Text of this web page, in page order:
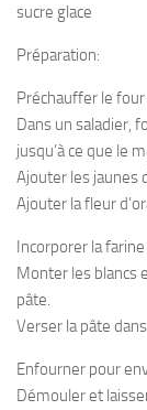
sucre glace
Préparation:
Préchauffer le four
Dans un saladier,
jusqu’à ce que le
Ajouter les jaunes
Ajouter la fleur
Incorporer la
Monter les blancs
pâte.
Verser la pâte
Enfourner pour
Démouler et